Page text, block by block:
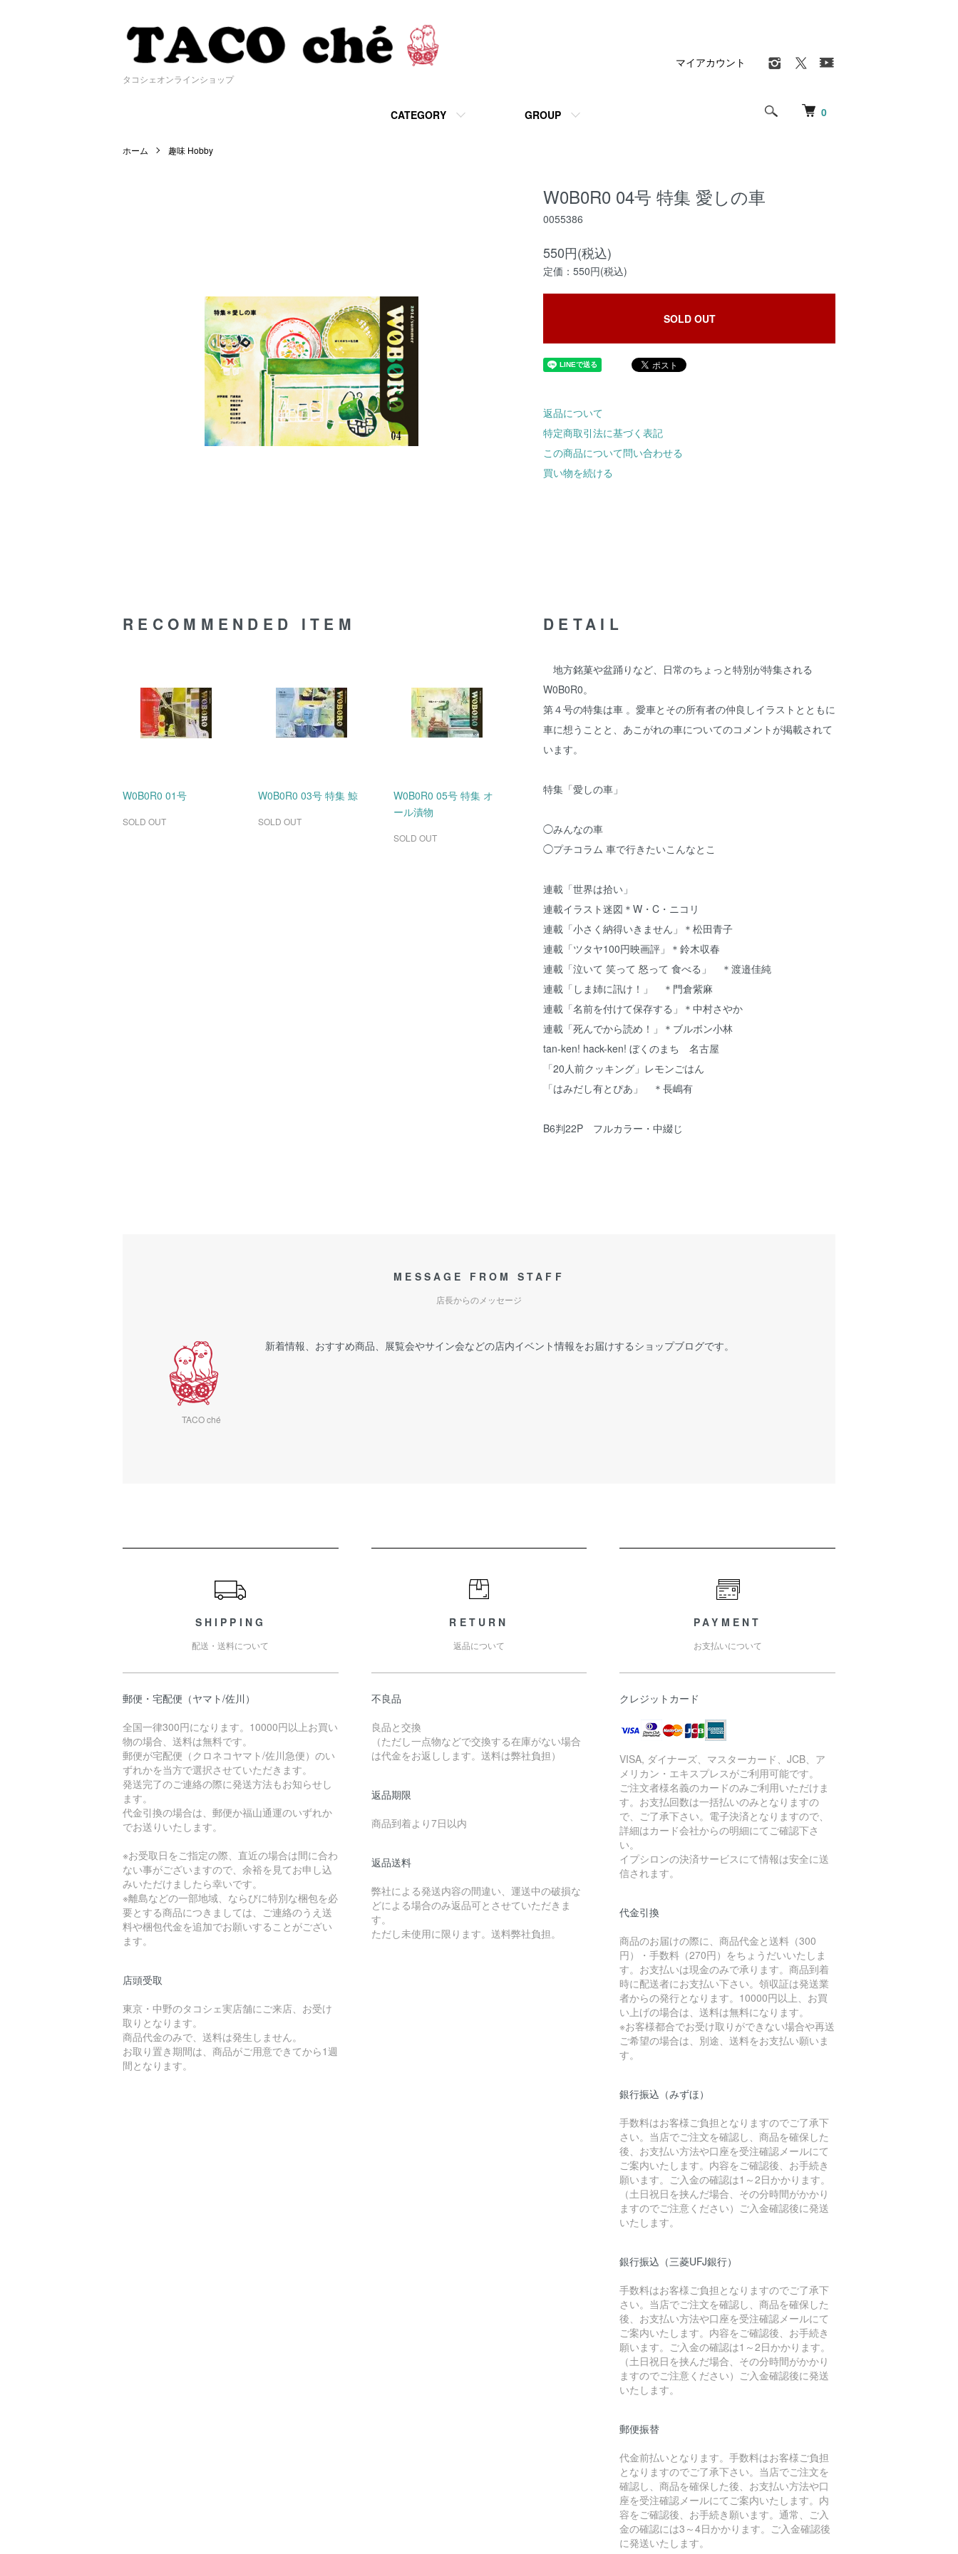
タコシェオンラインショップ
0
CATEGORY GROUP
マイアカウント
ホーム 趣味 Hobby
W0B0R0 04号 特集 愛しの車
0055386
550円(税込)
定価：550円(税込)
SOLD OUT
返品について
特定商取引法に基づく表記
この商品について問い合わせる
買い物を続ける
DETAIL
地方銘菓や盆踊りなど、日常のちょっと特別が特集される
W0B0R0。
第４号の特集は車 。愛車とその所有者の仲良しイラストとともに
車に想うことと、あこがれの車についてのコメントが掲載されて
います。
特集「愛しの車」
◯みんなの車
◯プチコラム 車で行きたいこんなとこ
連載「世界は拾い」
連載イラスト迷図＊W・C・ニコリ
連載「小さく納得いきません」＊松田青子
連載「ツタヤ100円映画評」＊鈴木収春
連載「泣いて 笑って 怒って 食べる」 ＊渡邉佳純
連載「しま姉に訊け！」 ＊門倉紫麻
連載「名前を付けて保存する」＊中村さやか
連載「死んでから読め！」＊ブルボン小林
tan-ken! hack-ken! ぼくのまち 名古屋
「20人前クッキング」レモンごはん
「はみだし有とぴあ」 ＊長嶋有
B6判22P フルカラー・中綴じ
RECOMMENDED ITEM
W0B0R0 01号
SOLD OUT
W0B0R0 03号 特集 鯨
SOLD OUT
W0B0R0 05号 特集 オ
ール漬物
SOLD OUT
MESSAGE FROM STAFF
店長からのメッセージ
TACO ché
新着情報、おすすめ商品、展覧会やサイン会などの店内イベント情報をお届けするショップブログです。
SHIPPING
配送・送料について
郵便・宅配便（ヤマト/佐川）
全国一律300円になります。10000円以上お買い
物の場合、送料は無料です。
郵便が宅配便（クロネコヤマト/佐川急便）のい
ずれかを当方で選択させていただきます。
発送完了のご連絡の際に発送方法もお知らせし
ます。
代金引換の場合は、郵便か福山通運のいずれか
でお送りいたします。
※お受取日をご指定の際、直近の場合は間に合わ
ない事がございますので、余裕を見てお申し込
みいただけましたら幸いです。
※離島などの一部地域、ならびに特別な梱包を必
要とする商品につきましては、ご連絡のうえ送
料や梱包代金を追加でお願いすることがござい
ます。
店頭受取
東京・中野のタコシェ実店舗にご来店、お受け
取りとなります。
商品代金のみで、送料は発生しません。
お取り置き期間は、商品がご用意できてから1週
間となります。
RETURN
返品について
不良品
良品と交換
（ただし一点物などで交換する在庫がない場合
は代金をお返しします。送料は弊社負担）
返品期限
商品到着より7日以内
返品送料
弊社による発送内容の間違い、運送中の破損な
どによる場合のみ返品可とさせていただきま
す。
ただし未使用に限ります。送料弊社負担。
PAYMENT
お支払いについて
クレジットカード
VISA, ダイナーズ、マスターカード、JCB、ア
メリカン・エキスプレスがご利用可能です。
ご注文者様名義のカードのみご利用いただけま
す。お支払回数は一括払いのみとなりますの
で、ご了承下さい。電子決済となりますので、
詳細はカード会社からの明細にてご確認下さ
い。
イプシロンの決済サービスにて情報は安全に送
信されます。
代金引換
商品のお届けの際に、商品代金と送料（300
円）・手数料（270円）をちょうだいいたしま
す。お支払いは現金のみで承ります。商品到着
時に配送者にお支払い下さい。領収証は発送業
者からの発行となります。10000円以上、お買
い上げの場合は、送料は無料になります。
※お客様都合でお受け取りができない場合や再送
ご希望の場合は、別途、送料をお支払い願いま
す。
銀行振込（みずほ）
手数料はお客様ご負担となりますのでご了承下
さい。当店でご注文を確認し、商品を確保した
後、お支払い方法や口座を受注確認メールにて
ご案内いたします。内容をご確認後、お手続き
願います。ご入金の確認は1～2日かかります。
（土日祝日を挟んだ場合、その分時間がかかり
ますのでご注意ください）ご入金確認後に発送
いたします。
銀行振込（三菱UFJ銀行）
手数料はお客様ご負担となりますのでご了承下
さい。当店でご注文を確認し、商品を確保した
後、お支払い方法や口座を受注確認メールにて
ご案内いたします。内容をご確認後、お手続き
願います。ご入金の確認は1～2日かかります。
（土日祝日を挟んだ場合、その分時間がかかり
ますのでご注意ください）ご入金確認後に発送
いたします。
郵便振替
代金前払いとなります。手数料はお客様ご負担
となりますのでご了承下さい。当店でご注文を
確認し、商品を確保した後、お支払い方法や口
座を受注確認メールにてご案内いたします。内
容をご確認後、お手続き願います。通常、ご入
金の確認には3～4日かかります。ご入金確認後
に発送いたします。